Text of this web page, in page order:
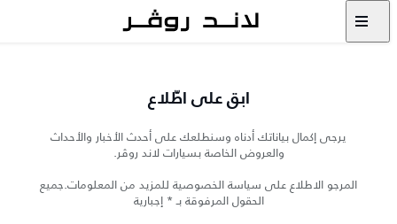
ابق على اطّلاع
يرجى إكمال بياناتك أدناه وسنطلعك على أحدث الأخبار والأحداث
والعروض الخاصة بسيارات لاند روڤر.
المرجو الاطلاع على سياسة الخصوصية للمزيد من المعلومات.جميع
الحقول المرفوقة بـ * إجبارية